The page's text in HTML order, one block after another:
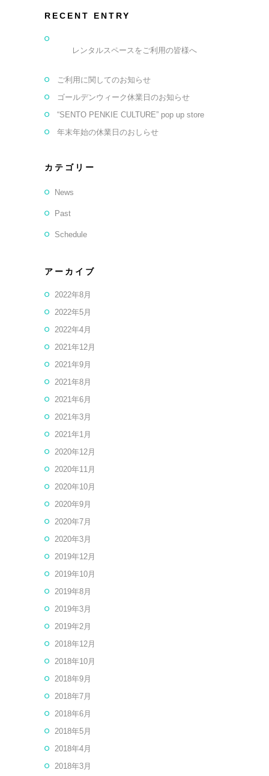
RECENT ENTRY
レンタルスペースをご利用の皆様へ
ご利用に関してのお知らせ
ゴールデンウィーク休業日のお知らせ
“SENTO PENKIE CULTURE” pop up store
年末年始の休業日のおしらせ
カテゴリー
News
Past
Schedule
アーカイブ
2022年8月
2022年5月
2022年4月
2021年12月
2021年9月
2021年8月
2021年6月
2021年3月
2021年1月
2020年12月
2020年11月
2020年10月
2020年9月
2020年7月
2020年3月
2019年12月
2019年10月
2019年8月
2019年3月
2019年2月
2018年12月
2018年10月
2018年9月
2018年7月
2018年6月
2018年5月
2018年4月
2018年3月